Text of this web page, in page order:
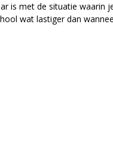
is met de situatie waarin
wat lastiger dan